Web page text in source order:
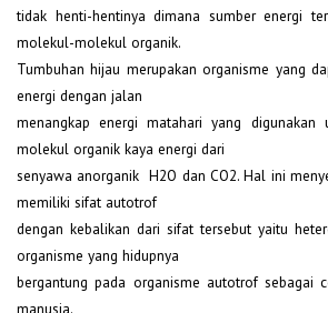
tidak henti-hentinya dimana sumber energi
molekul-molekul organik.
Tumbuhan hijau merupakan organisme yang
energi dengan jalan
menangkap energi matahari yang digunakan
molekul organik kaya energi dari
senyawa anorganik H2O dan CO2. Hal ini
memiliki sifat autotrof
dengan kebalikan dari sifat tersebut yaitu
organisme yang hidupnya
bergantung pada organisme autotrof sebagai
manusia.